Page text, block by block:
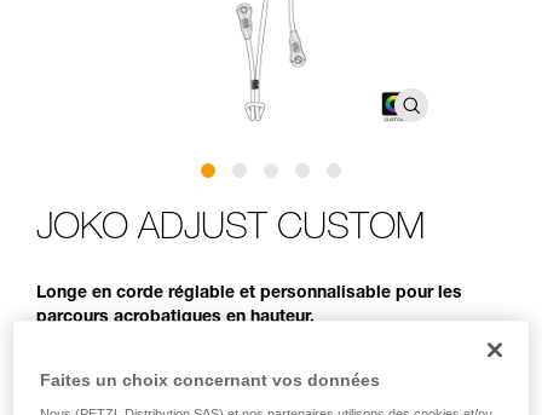
JOKO ADJUST CUSTOM
Longe en corde réglable et personnalisable pour les
parcours acrobatiques en hauteur.
une longe en corde réglable et entièrement personnalisable,
Faites un choix concernant vos données